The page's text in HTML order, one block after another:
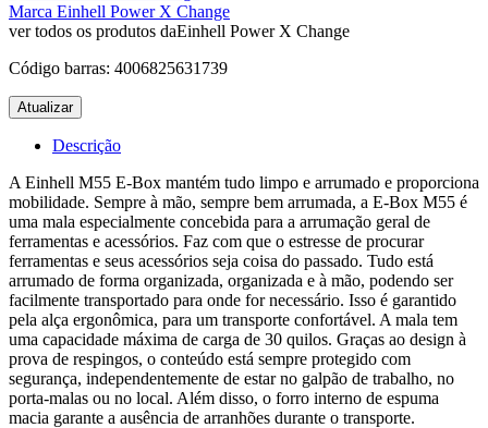
Marca Einhell Power X Change
ver todos os produtos daEinhell Power X Change
Código barras: 4006825631739
Descrição
A Einhell M55 E-Box mantém tudo limpo e arrumado e proporciona
mobilidade. Sempre à mão, sempre bem arrumada, a E-Box M55 é
uma mala especialmente concebida para a arrumação geral de
ferramentas e acessórios. Faz com que o estresse de procurar
ferramentas e seus acessórios seja coisa do passado. Tudo está
arrumado de forma organizada, organizada e à mão, podendo ser
facilmente transportado para onde for necessário. Isso é garantido
pela alça ergonômica, para um transporte confortável. A mala tem
uma capacidade máxima de carga de 30 quilos. Graças ao design à
prova de respingos, o conteúdo está sempre protegido com
segurança, independentemente de estar no galpão de trabalho, no
porta-malas ou no local. Além disso, o forro interno de espuma
macia garante a ausência de arranhões durante o transporte.